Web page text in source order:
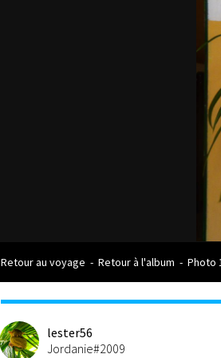
Retour au voyage - Retour à l'album - Photo
lester56
Jordanie#2009